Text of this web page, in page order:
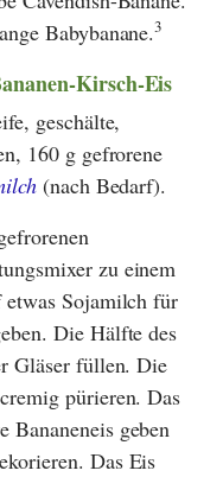
Babybanane.3
Kirsch-Eis
geschälte,
160 g gefrorene
(nach Bedarf).
zu einem
Sojamilch für
Die Hälfte des
Gläser füllen. Die
pürieren. Das
Bananeneis geben
Das Eis